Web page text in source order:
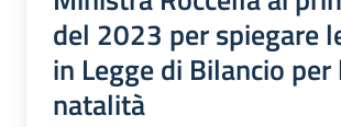
del 2023 per spiegare
in Legge di Bilancio per
natalità